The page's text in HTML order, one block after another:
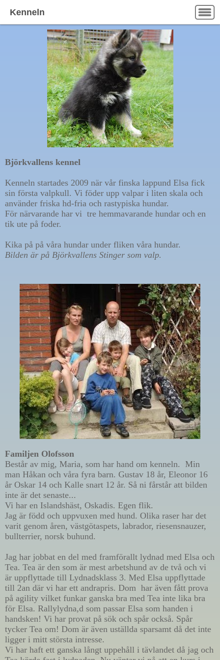
Kenneln
Björkvallens kennel
Kenneln startades 2009 när vår finska lappund Elsa fick
sin första valpkull. Vi föder upp valpar i liten skala och
använder friska hd-fria och rastypiska hundar.
För närvarande har vi  tre hemmavarande hundar och en
tik ute på foder.
Kika på på våra hundar under fliken våra hundar.
Bilden är på Björkvallens Stinger som valp.
Familjen Olofsson
Består av mig, Maria, som har hand om kenneln.  Min
man Håkan och våra fyra barn. Gustav 18 år, Eleonor 16
år Oskar 14 och Kalle snart 12 år. Så ni fårstår att bilden
inte är det senaste...
Vi har en Islandshäst, Oskadis. Egen flik.
Jag är född och uppvuxen med hund. Olika raser har det
varit genom åren, västgötaspets, labrador, riesensnauzer,
bullterrier, norsk buhund.
Jag har jobbat en del med framförallt lydnad med Elsa och
Tea. Tea är den som är mest arbetshund av de två och vi
är uppflyttade till Lydnadsklass 3. Med Elsa uppflyttade
till 2an där vi har ett andrapris. Dom  har även fått prova
på agility vilket funkar ganska bra med Tea inte lika bra
för Elsa. Rallylydna,d som passar Elsa som handen i
handsken! Vi har provat på sök och spår också. Spår
tycker Tea om! Dom är även uställda sparsamt då det inte
ligger i mitt största intresse.
Vi har haft ett ganska långt uppehåll i tävlandet då jag och